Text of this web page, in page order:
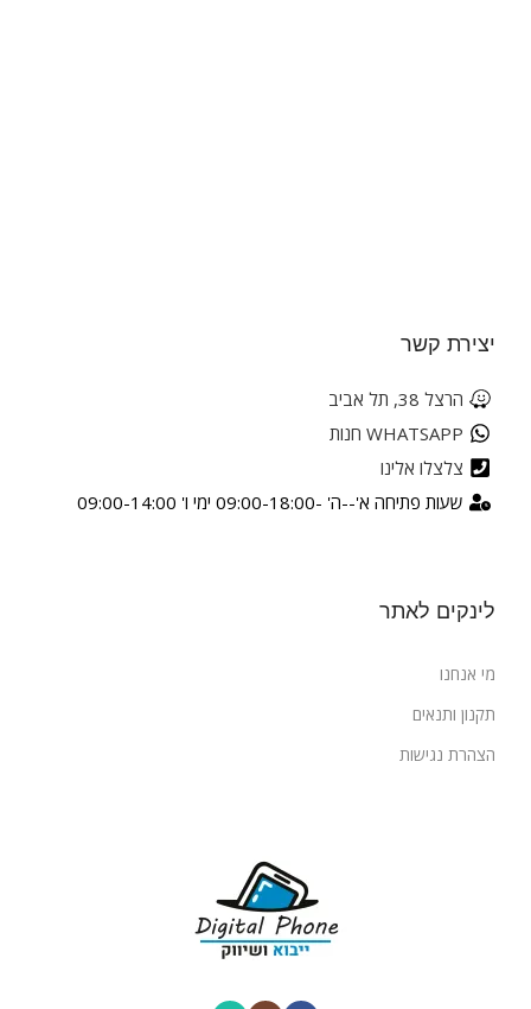
יצירת קשר
הרצל 38, תל אביב
WHATSAPP חנות
צלצלו אלינו
שעות פתיחה א'--ה' -09:00-18:00 ימי ו' 09:00-14:00
לינקים לאתר
מי אנחנו
תקנון ותנאים
הצהרת נגישות